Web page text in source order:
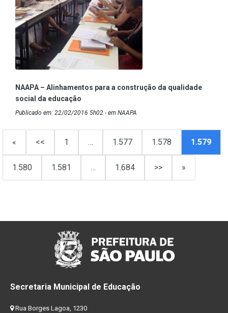
NAAPA – Alinhamentos para a construção da qualidade
social da educação
Publicado em: 22/02/2016 5h02 - em NAAPA
« << 1 … 1.577 1.578 1.579
1.580 1.581 … 1.684 >> »
Secretaria Municipal de Educação
Rua Borges Lagoa, 1230